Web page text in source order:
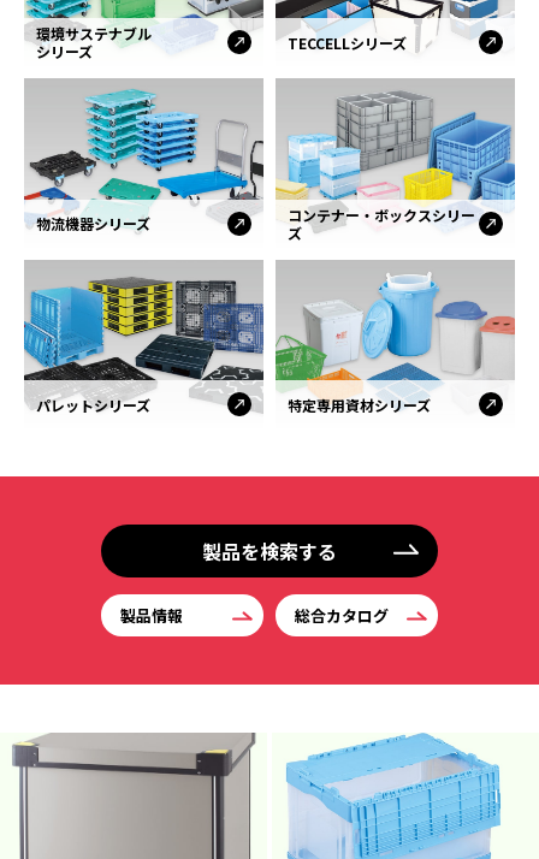
環境サステナブル
シリーズ
TECCELLシリーズ
物流機器シリーズ
コンテナー・ボックスシリー
ズ
パレットシリーズ 特定専用資材シリーズ
製品を検索する
製品情報 総合カタログ